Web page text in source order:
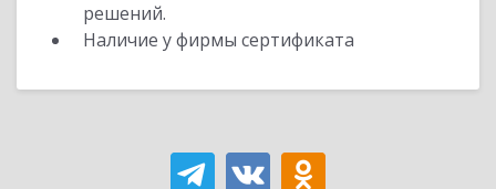
решений.
Наличие у фирмы сертификата